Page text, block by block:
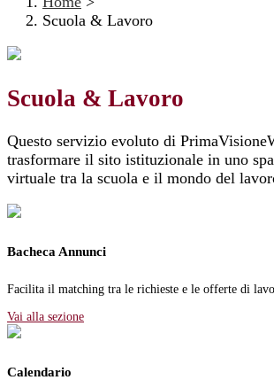
Scuola & Lavoro
Scuola & Lavoro
Questo servizio evoluto di
trasformare il sito istituzionale in uno
virtuale tra la scuola e il mondo del
Bacheca Annunci
Facilita il matching tra le richieste e le offerte di
Vai alla sezione
Calendario